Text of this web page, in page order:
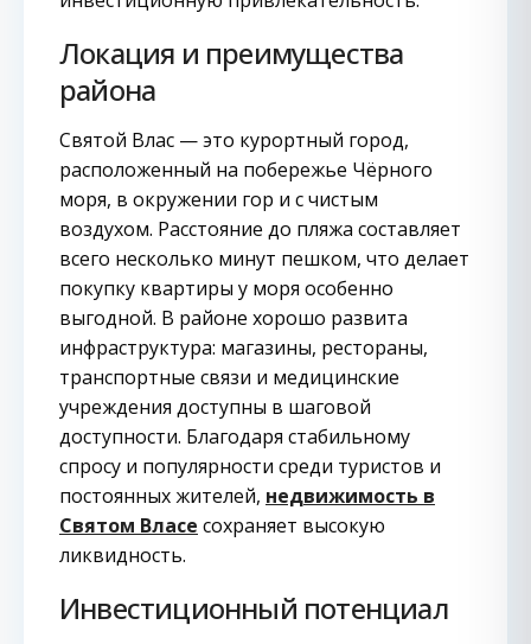
Локация и преимущества
района
Святой Влас — это курортный город,
расположенный на побережье Чёрного
моря, в окружении гор и с чистым
воздухом. Расстояние до пляжа составляет
всего несколько минут пешком, что делает
покупку квартиры у моря особенно
выгодной. В районе хорошо развита
инфраструктура: магазины, рестораны,
транспортные связи и медицинские
учреждения доступны в шаговой
доступности. Благодаря стабильному
спросу и популярности среди туристов и
постоянных жителей, недвижимость в
Святом Власе сохраняет высокую
ликвидность.
Инвестиционный потенциал